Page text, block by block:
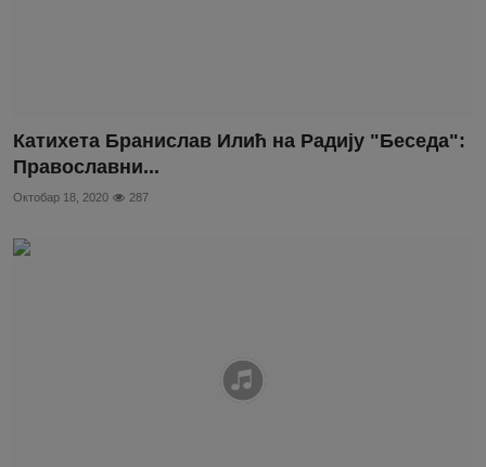
Катихета Бранислав Илић на Радију "Беседа":
Православни...
Октобар 18, 2020 287